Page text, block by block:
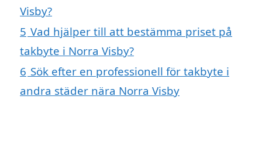
Visby?
5 Vad hjälper till att bestämma priset på
takbyte i Norra Visby?
6 Sök efter en professionell för takbyte i
andra städer nära Norra Visby